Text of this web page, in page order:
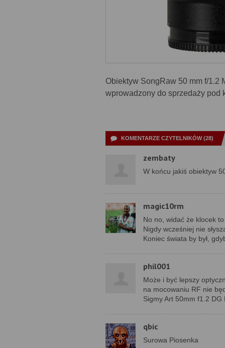
Obiektyw SongRaw 50 mm f/1.2
wprowadzony do sprzedaży pod
KOMENTARZE CZYTELNIKÓW (28)
zembaty
W końcu jakiś obiektyw
magic10rm
No no, widać że klocek
Nigdy wcześniej nie
Koniec świata by był,
phil001
Może i być lepszy
na mocowaniu RF nie
Sigmy Art 50mm f1.2
qbic
Surowa Piosenka